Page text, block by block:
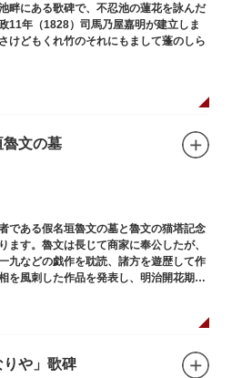
畔にある歌碑で、不忍池の蓮花を詠んだ
11年（1828）司馬乃屋嘉明が建立しま
けどもくれ竹のそれにもまして蓬のしら
魯文の墓
である假名垣魯文の墓と魯文の猫塔記念
ます。魯文は長じて商家に奉公したが、
九などの戯作を耽読、諸方を遊歴して作
を風刺した作品を発表し、明治開花期の
聖観音を線刻した板碑がはめ込まれてい
りや」歌碑